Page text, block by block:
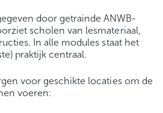
door getrainde ANWB-
scholen van lesmateriaal,
In alle modules staat het
praktijk centraal.
voor geschikte locaties om de
voeren: